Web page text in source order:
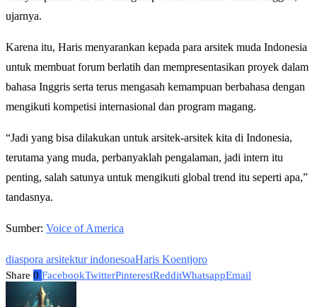
ujarnya.
Karena itu, Haris menyarankan kepada para arsitek muda Indonesia
untuk membuat forum berlatih dan mempresentasikan proyek dalam
bahasa Inggris serta terus mengasah kemampuan berbahasa dengan
mengikuti kompetisi internasional dan program magang.
“Jadi yang bisa dilakukan untuk arsitek-arsitek kita di Indonesia,
terutama yang muda, perbanyaklah pengalaman, jadi intern itu
penting, salah satunya untuk mengikuti global trend itu seperti apa,”
tandasnya.
Sumber: Voice of America
diaspora arsitektur indonesoaHaris Koentjoro
Share 0 FacebookTwitterPinterestRedditWhatsappEmail